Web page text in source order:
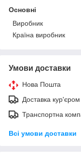
Основні
Виробник
Країна виробник
Умови доставки
Нова Пошта
Доставка кур'єром
Транспортна
Всі умови доставки